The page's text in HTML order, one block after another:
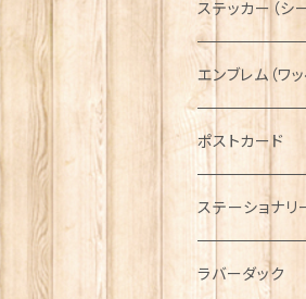
ファッションマ
その他テーブル
国旗＆紋章
音楽＆楽器
NAVY
AIRFORCE
ARMY
ピューター
ステッカー（シ
エンブレム（ワッ
ポストカード
ステーショナリ
ラバーダック